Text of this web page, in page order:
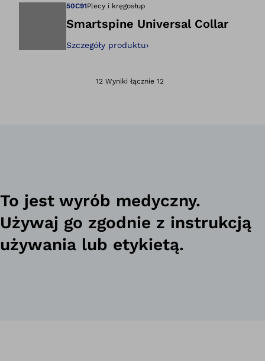
50C91Plecy i kręgosłup
Smartspine Universal Collar
Szczegóły produktu›
12 Wyniki łącznie 12
To jest wyrób medyczny.
Używaj go zgodnie z instrukcją
używania lub etykietą.